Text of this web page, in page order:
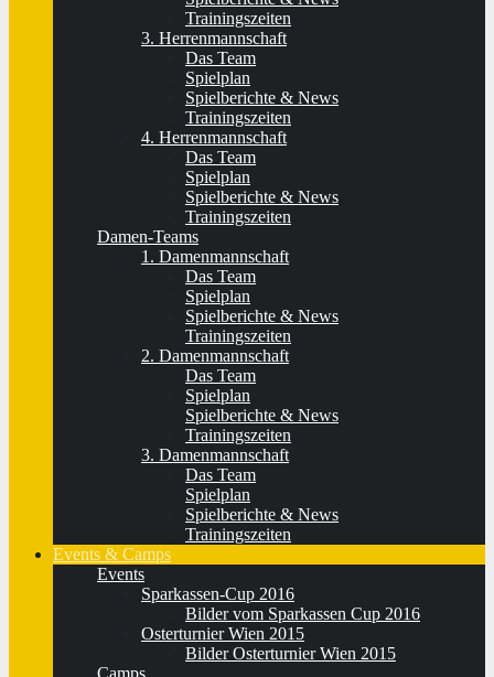
Trainingszeiten
3. Herrenmannschaft
Das Team
Spielplan
Spielberichte & News
Trainingszeiten
4. Herrenmannschaft
Das Team
Spielplan
Spielberichte & News
Trainingszeiten
Damen-Teams
1. Damenmannschaft
Das Team
Spielplan
Spielberichte & News
Trainingszeiten
2. Damenmannschaft
Das Team
Spielplan
Spielberichte & News
Trainingszeiten
3. Damenmannschaft
Das Team
Spielplan
Spielberichte & News
Trainingszeiten
Events & Camps
Events
Sparkassen-Cup 2016
Bilder vom Sparkassen Cup 2016
Osterturnier Wien 2015
Bilder Osterturnier Wien 2015
Camps